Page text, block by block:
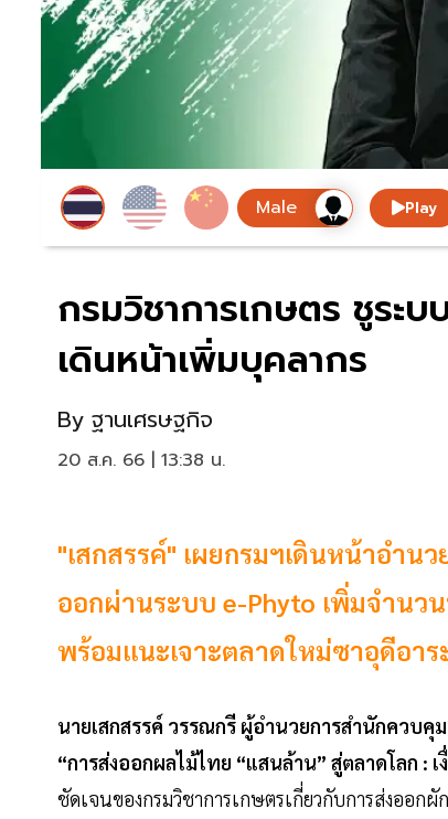
Play
กรมวิชาการเกษตร ชูระ
เดินหน้าเพิ่มบุคลากร
By ฐานเศรษฐกิจ
20 ส.ค. 66 | 13:38 น.
"เสกสรรค์" เผยกรมฯเดินหน้าอำน
ออกผ่านระบบ e-Phyto เพิ่มจำน
พร้อมแนะเจาะตลาดใหม่ซาอุดีอาร
นายเสกสรรค์ วรรณกรี ผู้อำนวยการสำนักควบ
“การส่งออกผลไม้ไทย “แสนล้าน” สู่ตลาดโลก :
ชัดเจนของกรมวิชาการเกษตรเกี่ยวกับการส่งออ